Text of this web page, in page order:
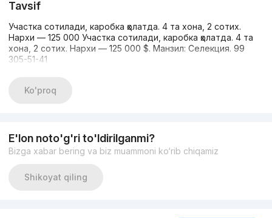
Tavsif
Участка сотилади, каробка ҳолатда. 4 та хона, 2 сотих.
Нархи — 125 000 Участка сотилади, каробка ҳолатда. 4 та
хона, 2 сотих. Нархи — 125 000 $. Манзил: Селекция. 99
305-51-41
Ko'proq
E'lon noto'g'ri to'ldirilganmi?
Bizga xabar bering va biz muammoni ko‘rib chiqamiz
Shikoyat qiling